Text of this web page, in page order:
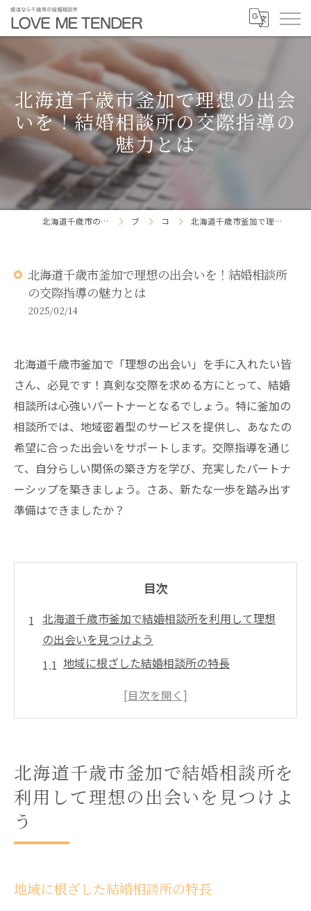
北海道千歳市釜加で理想の出会
いを！結婚相談所の交際指導の
魅力とは
北海道千歳市の結婚相談所ならLOVE ME TENDER ブログ コラム 北海道千歳市釜加で理想の出会いを！結婚相談所の交際指導の魅力とは
北海道千歳市釜加で理想の出会いを！結婚相談所
の交際指導の魅力とは
2025/02/14
北海道千歳市釜加で「理想の出会い」を手に入れたい皆
さん、必見です！真剣な交際を求める方にとって、結婚
相談所は心強いパートナーとなるでしょう。特に釜加の
相談所では、地域密着型のサービスを提供し、あなたの
希望に合った出会いをサポートします。交際指導を通じ
て、自分らしい関係の築き方を学び、充実したパートナ
ーシップを築きましょう。さあ、新たな一歩を踏み出す
準備はできましたか？
目次
北海道千歳市釜加で結婚相談所を利用して理想
の出会いを見つけよう
地域に根ざした結婚相談所の特長
馴染みある環境での安心感を活かした出会
結婚相談所の活用で効率的に出会いを見つ
ける
地域密着型の結婚相談所が提供する交際指導の
釜加ならではの交際指導の特長
北海道千歳市釜加で結婚相談所を
利用して理想の出会いを見つけよ
う
地域に根ざした結婚相談所の特長